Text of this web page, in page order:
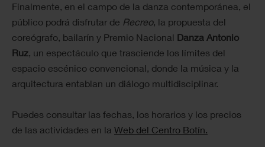
Finalmente, en el campo de la danza contemporánea, el
público podrá disfrutar de Recreo, la propuesta del
coreógrafo, bailarín y Premio Nacional Danza Antonio
Ruz, un espectáculo que trasciende los límites del
espacio escénico convencional, donde la música y la
arquitectura entablan un diálogo multidisciplinar.
Puedes consultar las fechas, los horarios y los precios
de las actividades en la Web del Centro Botín.